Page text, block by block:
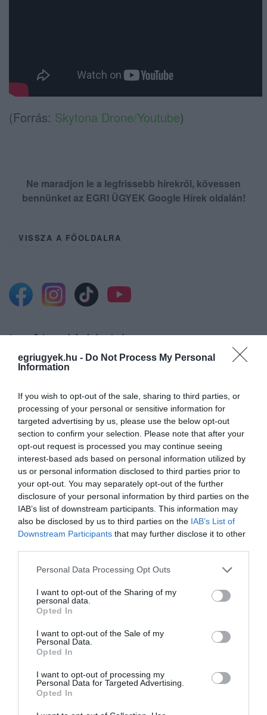
egriugyek.hu - Do Not Process My Personal
Information
If you wish to opt-out of the sale, sharing to third parties, or
processing of your personal or sensitive information for
targeted advertising by us, please use the below opt-out
section to confirm your selection. Please note that after your
opt-out request is processed you may continue seeing
interest-based ads based on personal information utilized by
us or personal information disclosed to third parties prior to
your opt-out. You may separately opt-out of the further
disclosure of your personal information by third parties on the
IAB’s list of downstream participants. This information may
also be disclosed by us to third parties on the IAB’s List of
Downstream Participants that may further disclose it to other
Please note that this website/app uses one or more Google
not limited to your visit or usage behaviour. You may click to
grant or deny consent to Google and its third-party tags to
use your data for below specified purposes in below Google
consent section.
Personal Data Processing Opt Outs
I want to opt-out of the Sharing of my
personal data.
Opted In
I want to opt-out of the Sale of my
Personal Data.
Opted In
I want to opt-out of processing my
Personal Data for Targeted Advertising.
Opted In
(Forrás: Skytona Drone/Youtube)
Ne maradjon le a legfrissebb hírekről, kövessen
bennünket az EGRI ÜGYEK Google Hírek oldalán!
VISSZA A FŐOLDALRA
Legfrissebb híreink
NÉLKÜLÖZHETETLEN ESZKÖZÖK
2026. augusztus 09 |Promóció
ITTASAN RANDALÍROZOTT EGER
BELVÁROSÁBAN: ÜZLETEK KIRAKATA...
2026. augusztus 09| Riasztó
IS ELLENTMONDOTT A VOL...
2026. augusztus 09 | Mindenki ügye
A GYAKORNOKI MUNKA: LEHETŐSÉGEK ÉS
KIHÍVÁSOK A KARRIER KE...